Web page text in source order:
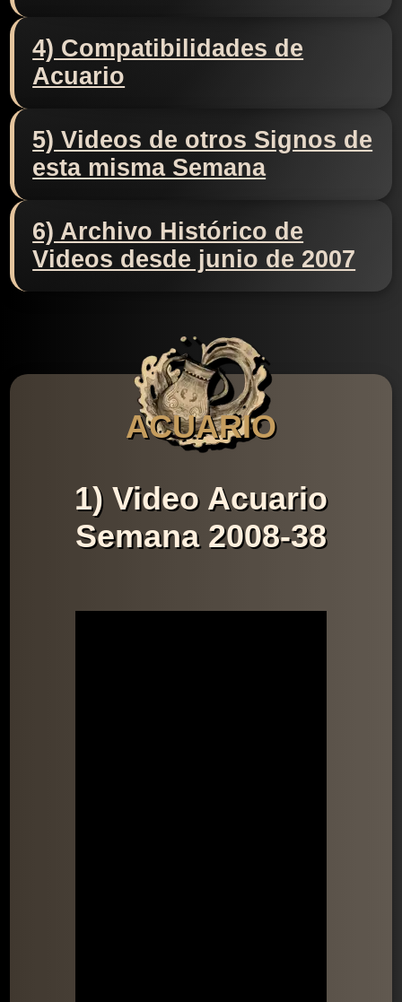
4) Compatibilidades de
Acuario
5) Videos de otros Signos de
esta misma Semana
6) Archivo Histórico de
Videos desde junio de 2007
ACUARIO
1) Video Acuario
Semana 2008-38